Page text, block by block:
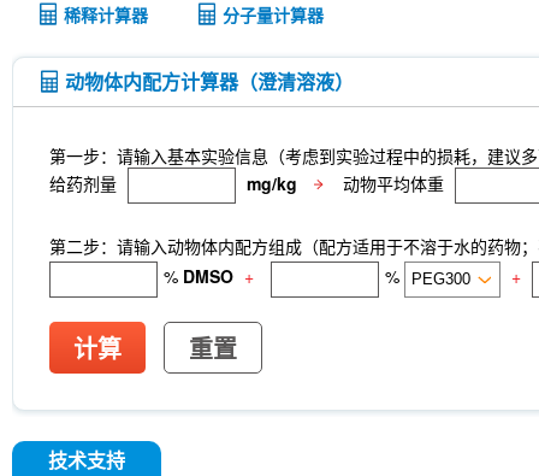
稀释计算器 分子量计算器
动物体内配方计算器（澄清溶液）
第一步：请输入基本实验信息（考虑到实验过程中的损耗，建议
给药剂量
mg/kg 动物平均体重
第二步：请输入动物体内配方组成（配方适用于不溶于水的药物
% DMSO + % +
计算 重置
技术支持